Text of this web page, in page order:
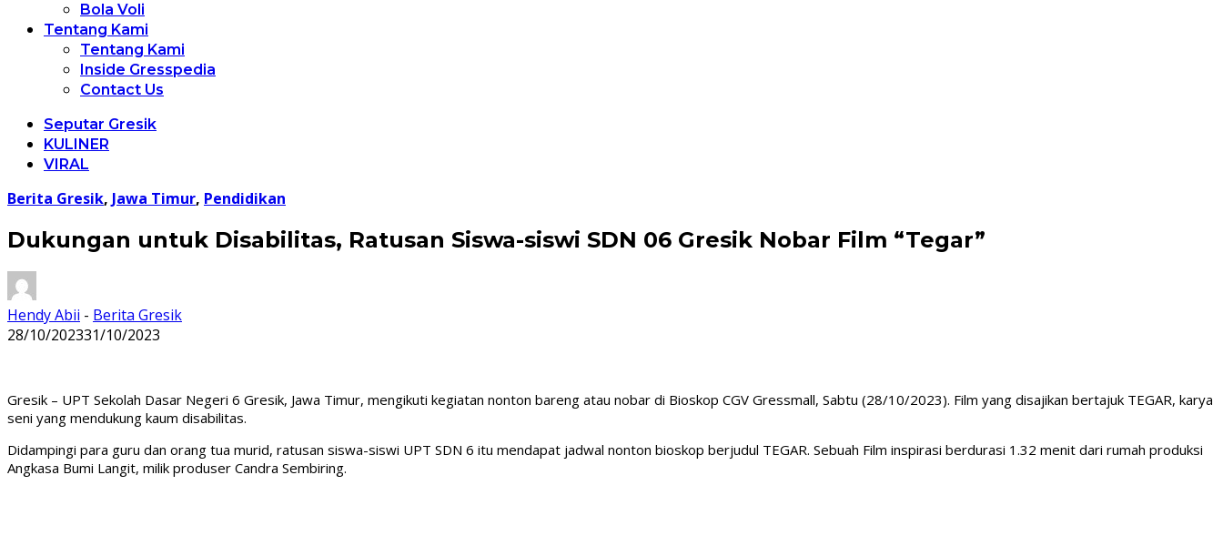
Bola Voli
Tentang Kami
Tentang Kami
Inside Gresspedia
Contact Us
Seputar Gresik
KULINER
VIRAL
Berita Gresik, Jawa Timur, Pendidikan
Dukungan untuk Disabilitas, Ratusan Siswa-siswi SDN 06 Gresik Nobar Film “Tegar”
Hendy Abii - Berita Gresik
28/10/202331/10/2023
Gresik – UPT Sekolah Dasar Negeri 6 Gresik, Jawa Timur, mengikuti kegiatan nonton bareng atau nobar di Bioskop CGV Gressmall, Sabtu (28/10/2023). Film yang disajikan bertajuk TEGAR, karya
seni yang mendukung kaum disabilitas.
Didampingi para guru dan orang tua murid, ratusan siswa-siswi UPT SDN 6 itu mendapat jadwal nonton bioskop berjudul TEGAR. Sebuah Film inspirasi berdurasi 1.32 menit dari rumah produksi
Angkasa Bumi Langit, milik produser Candra Sembiring.